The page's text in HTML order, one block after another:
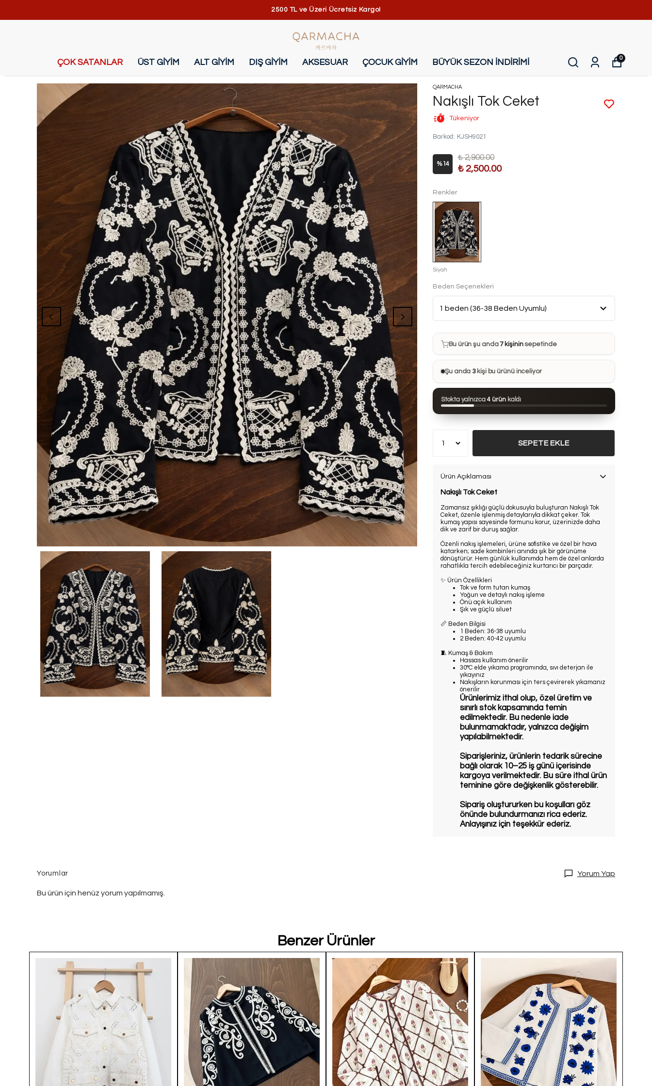
2500 TL ve Üzeri Ücretsiz Kargo!
ÇOK SATANLAR ÜST GİYİM ALT GİYİM DIŞ GİYİM AKSESUAR ÇOCUK GİYİM BÜYÜK SEZON İNDİRİMİ 0
QARMACHA
Nakışlı Tok Ceket
Tükeniyor
Barkod : KJSH9021
%14
₺ 2,900.00
₺ 2,500.00
Renkler
Siyah
Beden Seçenekleri
Bu ürün son 7 günde11 kezsatın alındı
Bu ürün şu anda7 kişininsepetinde
Bu ürünü 25 kişi favorilerine ekledi
Bu ürün son 24 saatte102 kezgörüntülendi
Şu anda 3kişi bu ürünü inceliyor
Stokta yalnızca 4 ürün kaldı
SEPETE EKLE
Ürün Açıklaması
Nakışlı Tok Ceket
Zamansız şıklığı güçlü dokusuyla buluşturan Nakışlı Tok
Ceket, özenle işlenmiş detaylarıyla dikkat çeker. Tok
kumaş yapısı sayesinde formunu korur, üzerinizde daha
dik ve zarif bir duruş sağlar.
Özenli nakış işlemeleri, ürüne sofistike ve özel bir hava
katarken; sade kombinleri anında şık bir görünüme
dönüştürür. Hem günlük kullanımda hem de özel anlarda
rahatlıkla tercih edebileceğiniz kurtarıcı bir parçadır.
✨ Ürün Özellikleri
Tok ve form tutan kumaş
Yoğun ve detaylı nakış işleme
Önü açık kullanım
Şık ve güçlü siluet
📏 Beden Bilgisi
1 Beden: 36-38 uyumlu
2 Beden: 40-42 uyumlu
🧵 Kumaş & Bakım
Hassas kullanım önerilir
30°C elde yıkama programında, sıvı deterjan ile
yıkayınız
Nakışların korunması için ters çevirerek yıkamanız
önerilir
Ürünlerimiz ithal olup, özel üretim ve
sınırlı stok kapsamında temin
edilmektedir. Bu nedenle iade
bulunmamaktadır, yalnızca değişim
yapılabilmektedir.
Siparişleriniz, ürünlerin tedarik sürecine
bağlı olarak 10–25 iş günü içerisinde
kargoya verilmektedir. Bu süre ithal ürün
teminine göre değişkenlik gösterebilir.
Sipariş oluştururken bu koşulları göz
önünde bulundurmanızı rica ederiz.
Anlayışınız için teşekkür ederiz.
Yorumlar Yorum Yap
Bu ürün için henüz yorum yapılmamış.
Benzer Ürünler